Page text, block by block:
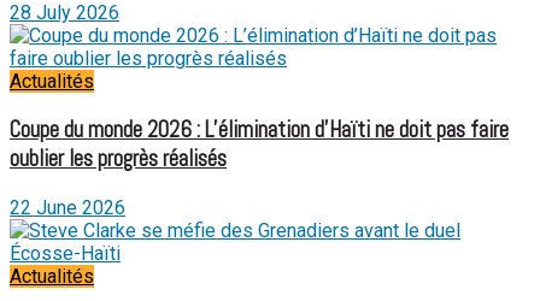
28 July 2026
Actualités
Coupe du monde 2026 : L’élimination d’Haïti ne doit pas faire
oublier les progrès réalisés
22 June 2026
Actualités